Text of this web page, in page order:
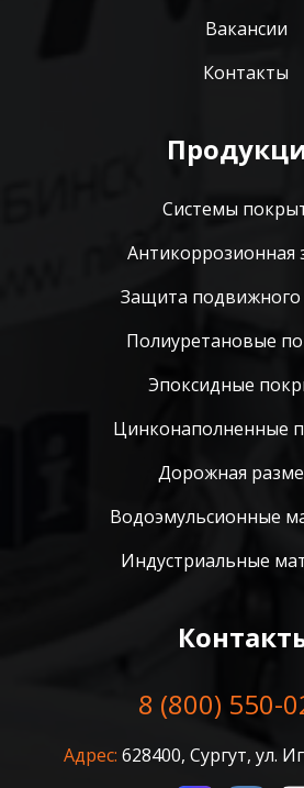
Вакансии
Контакты
Системы
Антикоррозионная
Защита подвижного
Полиуретановые
Эпоксидные
Цинконаполненные
Дорожная
Водоэмульсионные
Индустриальные
8 (800) 550-
Адрес: 628400, Сургут, ул.